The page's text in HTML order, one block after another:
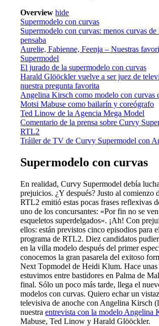
Overview hide
Supermodelo con curvas
Supermodelo con curvas: menos curvas de
pensaba
Aurelie, Fabienne, Feenja – Nuestras
Supermodel
El jurado de la supermodelo con curvas
Harald Glööckler vuelve a ser juez de
nuestra pregunta favorita
Angelina Kirsch como modelo con curvas
Motsi Mabuse como bailarín y coreógrafo
Ted Linow de la Agencia Mega Model
Comentario de la prensa sobre Curvy
RTL2
Tráiler de TV de Curvy Supermodel con
Supermodelo con curvas
En realidad, Curvy Supermodel debía
prejuicios. ¿Y después? Justo al comienzo
RTL2 emitió estas pocas frases reflexivas
uno de los concursantes: «Por fin no se
esqueletos superdelgados». ¡Ah! Con
ellos: están previstos cinco episodios para
programa de RTL2. Diez candidatos
en la villa modelo después del primer
conocemos la gran pasarela del exitoso
Next Topmodel de Heidi Klum. Hace unas
estuvimos entre bastidores en Palma de
final. Sólo un poco más tarde, llega el
modelos con curvas. Quiero echar un
televisiva de anoche con Angelina Kirsch
nuestraentrevista con la modelo Angelina
Mabuse, Ted Linow y Harald Glööckler.